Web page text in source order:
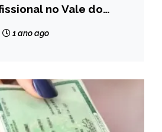
no Vale do
1 ano ago